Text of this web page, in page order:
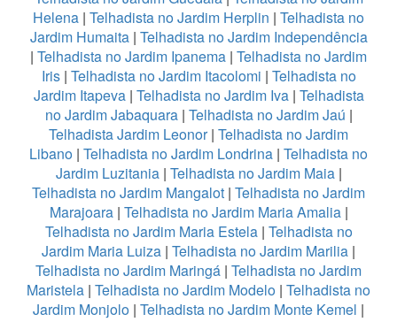
Helena | Telhadista no Jardim Herplin | Telhadista no
Jardim Humaita| Telhadista no Jardim Independência
| Telhadista no Jardim Ipanema | Telhadista no Jardim
Iris| Telhadista no Jardim Itacolomi | Telhadista no
Jardim Itapeva| Telhadista no Jardim Iva| Telhadista
no Jardim Jabaquara| Telhadista no Jardim Jaú |
Telhadista Jardim Leonor| Telhadista no Jardim
Libano | Telhadista no Jardim Londrina | Telhadista no
Jardim Luzitania| Telhadista no Jardim Maia|
Telhadista no Jardim Mangalot | Telhadista no Jardim
Marajoara| Telhadista no Jardim Maria Amalia|
Telhadista no Jardim Maria Estela| Telhadista no
Jardim Maria Luiza | Telhadista no Jardim Marilia |
Telhadista no Jardim Maringá | Telhadista no Jardim
Maristela | Telhadista no Jardim Modelo | Telhadista no
Jardim Monjolo | Telhadista no Jardim Monte Kemel |